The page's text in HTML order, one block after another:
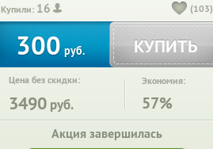
Купили: 16 (103)
300 руб. КУПИТЬ
Цена без скидки:
3490 руб.
Экономия:
57%
Акция завершилась